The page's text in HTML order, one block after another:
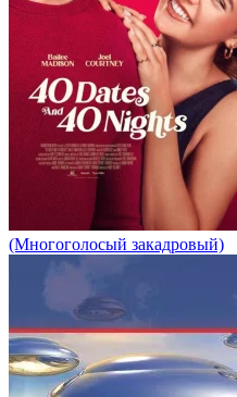
(Многоголосый закадровый)